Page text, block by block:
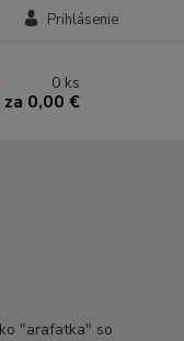
Prihlásenie
0 ks
za 0,00 €
"arafatka" so